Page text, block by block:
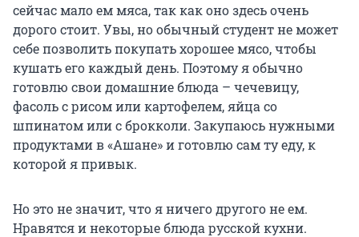
сейчас мало ем мяса, так как оно здесь очень
дорого стоит. Увы, но обычный студент не может
себе позволить покупать хорошее мясо, чтобы
кушать его каждый день. Поэтому я обычно
готовлю свои домашние блюда – чечевицу,
фасоль с рисом или картофелем, яйца со
шпинатом или с брокколи. Закупаюсь нужными
продуктами в «Ашане» и готовлю сам ту еду, к
которой я привык.
Но это не значит, что я ничего другого не ем.
Нравятся и некоторые блюда русской кухни.